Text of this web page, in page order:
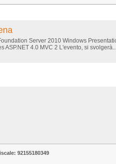
Server 2010 Windows
ASP.NET 4.0 MVC 2 L'evento, si
92155180349